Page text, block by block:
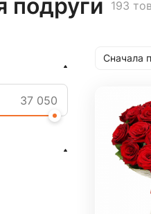
подруги 193
Сначала